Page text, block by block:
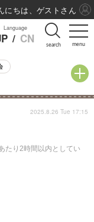
menu
Language
/ CN search
たり2時間以内としてい
2025.8.26 Tue 17:15
にちは、ゲストさん